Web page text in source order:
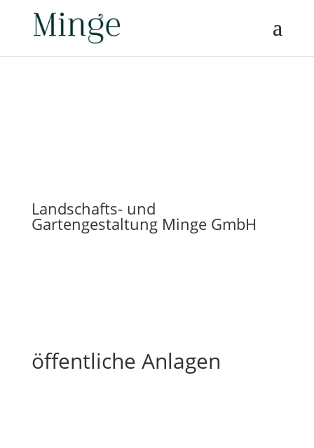
Landschafts- und
Gartengestaltung Minge GmbH
öffentliche Anlagen